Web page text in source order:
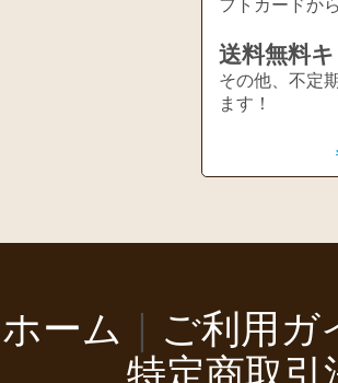
フトカードか
送料無料
その他、不定
ます！
ホーム ご利用ガ